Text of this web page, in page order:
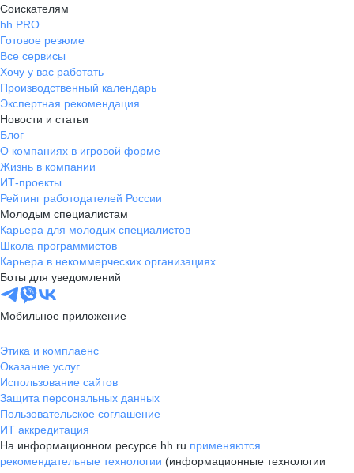
Соискателям
hh PRO
Готовое резюме
Все сервисы
Хочу у вас работать
Производственный календарь
Экспертная рекомендация
Новости и статьи
Блог
О компаниях в игровой форме
Жизнь в компании
ИТ-проекты
Рейтинг работодателей России
Молодым специалистам
Карьера для молодых специалистов
Школа программистов
Карьера в некоммерческих организациях
Боты для уведомлений
Мобильное приложение
Этика и комплаенс
Оказание услуг
Использование сайтов
Защита персональных данных
Пользовательское соглашение
ИТ аккредитация
На информационном ресурсе hh.ru применяются
рекомендательные технологии (информационные технологии